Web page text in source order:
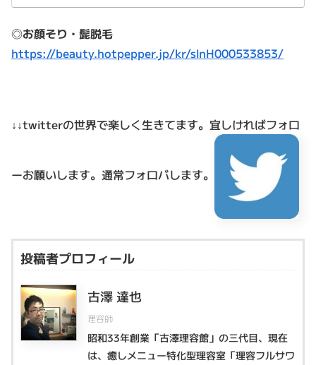
◎お顔そり・髭脱毛
https://beauty.hotpepper.jp/kr/slnH000533853/
↓↓twitterの世界で楽しく生きてます。 宜しければフォロ
ーお願いします。通常フォロバします。
投稿者プロフィール
古澤 達也
理容師
昭和33年創業「古澤理容館」の三代目、現在
は、癒しメニュー特化型理容室「理容フルサワ